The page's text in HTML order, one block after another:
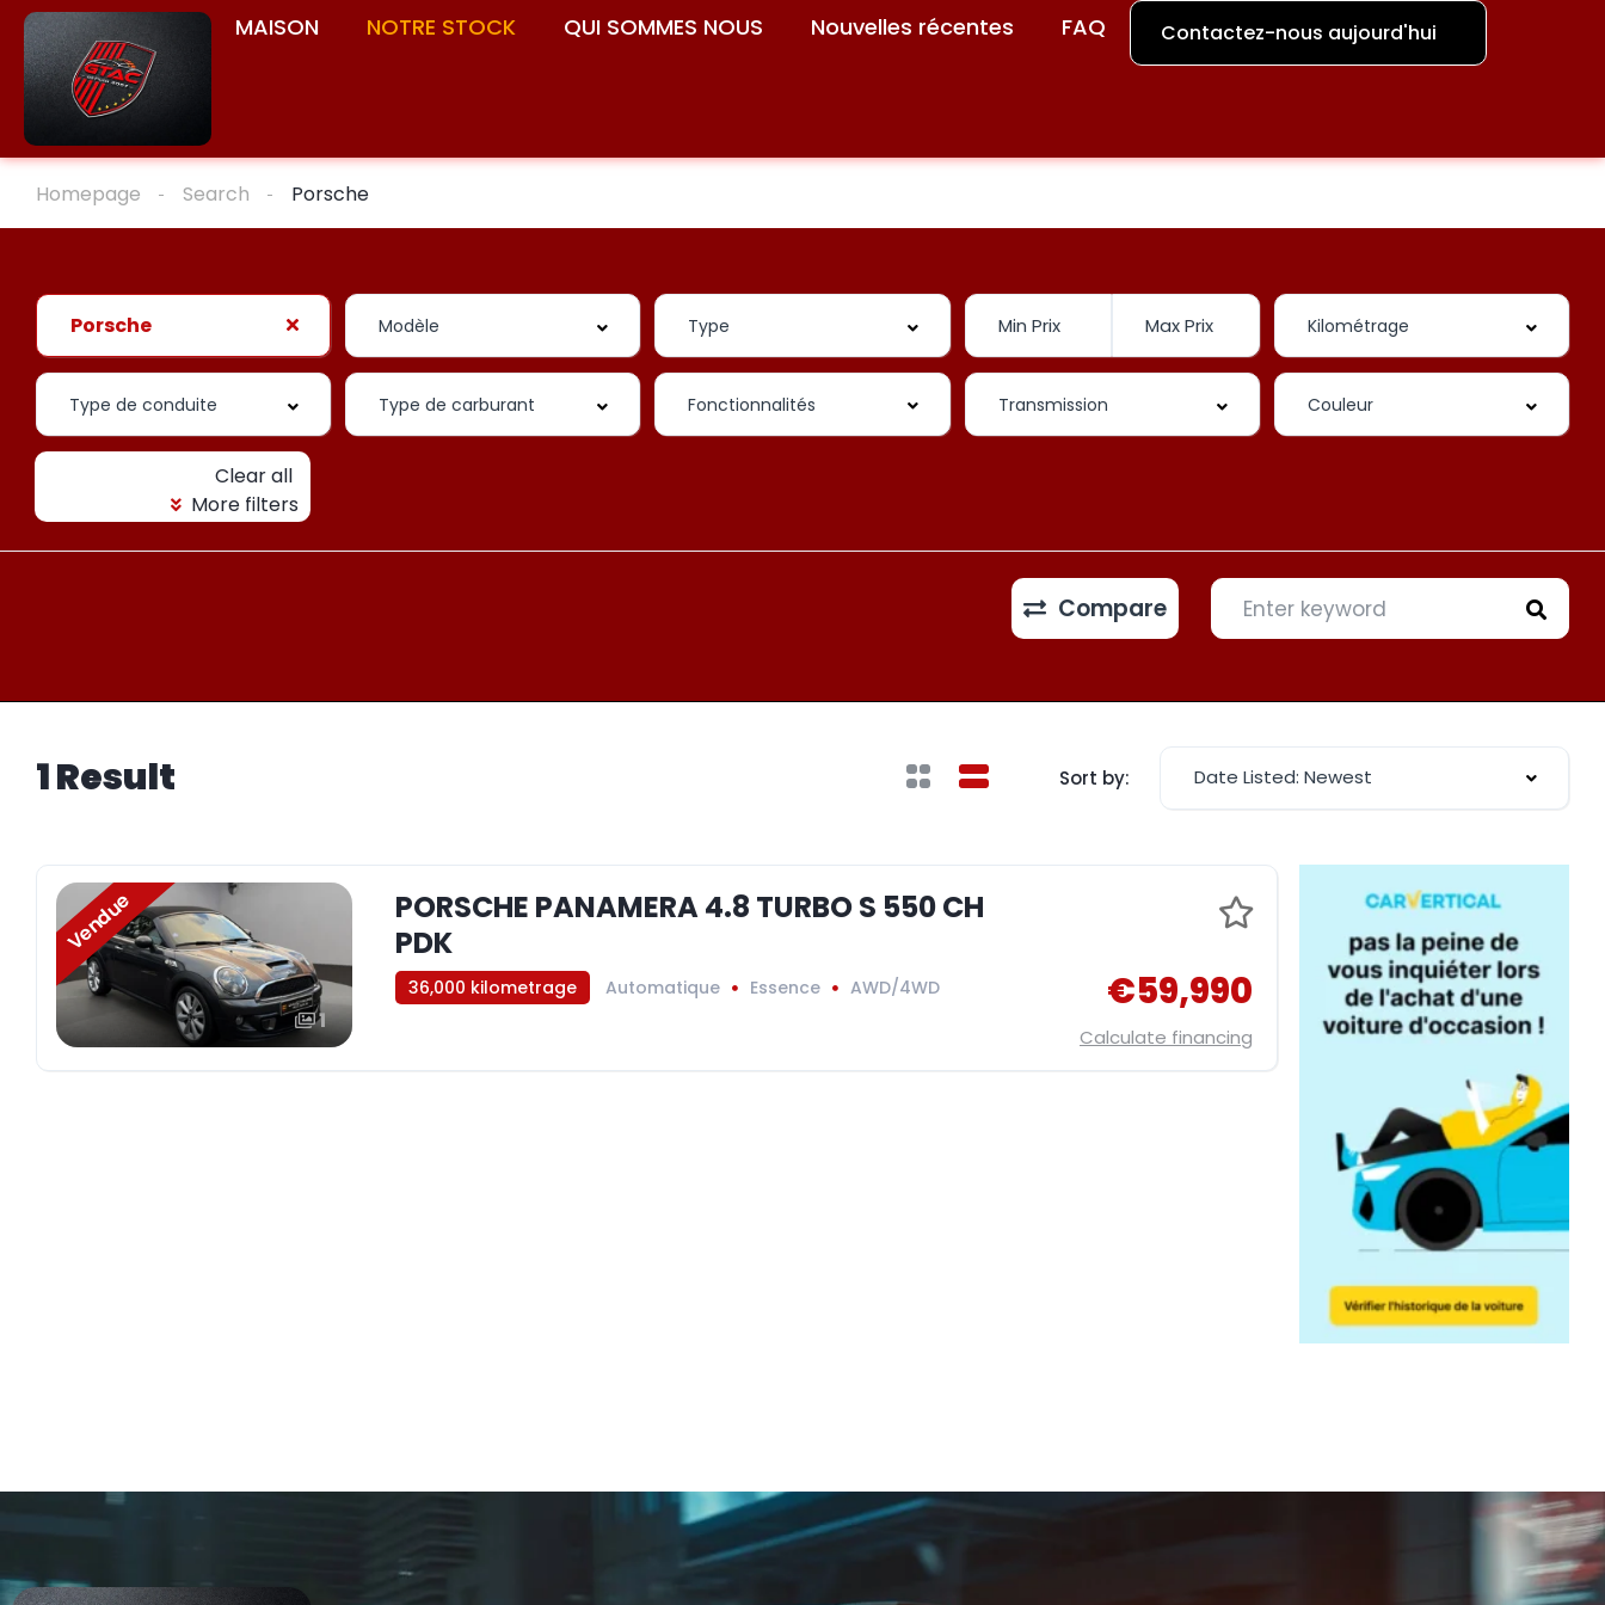
MAISON NOTRE STOCK QUI SOMMES NOUS Nouvelles récentes FAQ Contactez-nous aujourd'hui
Homepage Search Porsche
Porsche
Fonctionnalités
Clear all
More filters
Compare
1 Result Sort by: Date Listed: Newest
Vendue
1
PORSCHE PANAMERA 4.8 TURBO S 550 CH
PDK
36,000 kilometrage Automatique Essence AWD/4WD €59,990
Calculate financing